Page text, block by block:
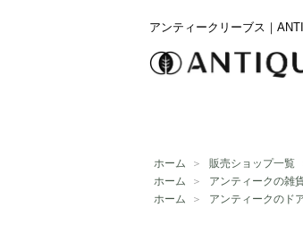
アンティークリーブス｜
ホーム ＞ 販売ショップ一覧
ホーム
＞ アンティークの雑
ホーム
＞ アンティークのド